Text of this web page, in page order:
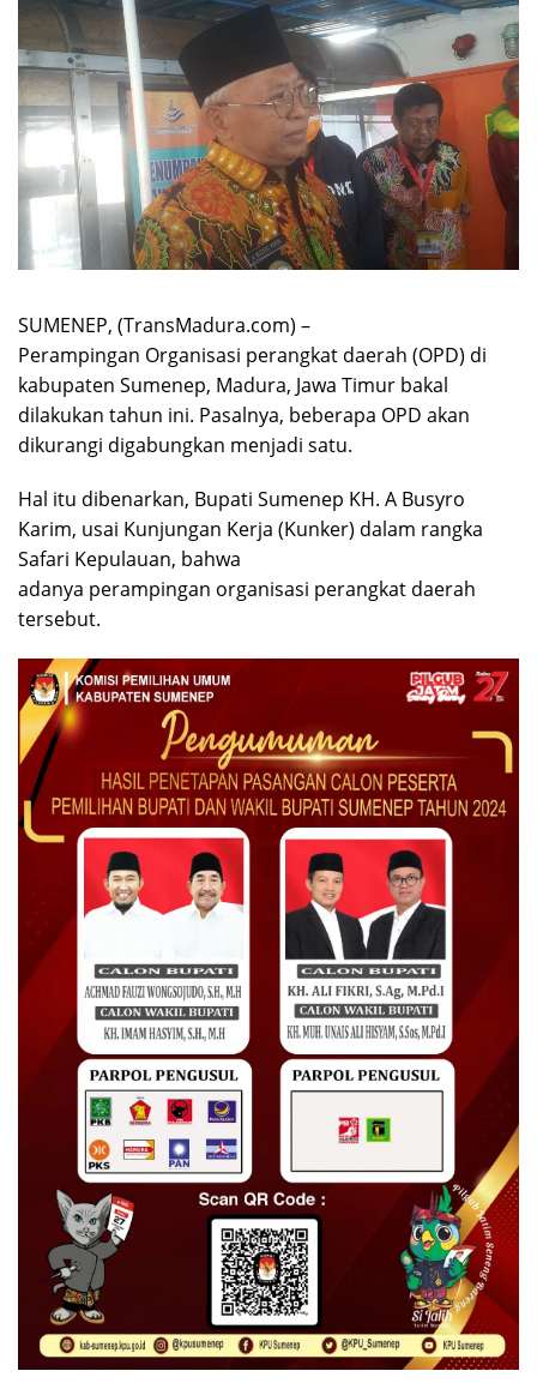
SUMENEP, (TransMadura.com) –
Perampingan Organisasi perangkat daerah (OPD) di
kabupaten Sumenep, Madura, Jawa Timur bakal
dilakukan tahun ini. Pasalnya, beberapa OPD akan
dikurangi digabungkan menjadi satu.
Hal itu dibenarkan, Bupati Sumenep KH. A Busyro
Karim, usai Kunjungan Kerja (Kunker) dalam rangka
Safari Kepulauan, bahwa
adanya perampingan organisasi perangkat daerah
tersebut.